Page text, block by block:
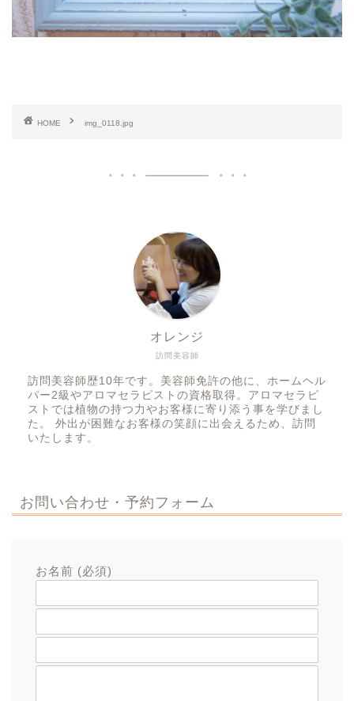
HOME img_0118.jpg
訪問美容師
オレンジ
訪問美容師歴10年です。美容師免許の他に、ホームヘル
パー2級やアロマセラピストの資格取得。アロマセラピ
ストでは植物の持つ力やお客様に寄り添う事を学びまし
た。 外出が困難なお客様の笑顔に出会えるため、訪問
いたします。
お問い合わせ・予約フォーム
お名前 (必須)